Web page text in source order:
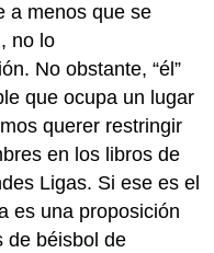
a menos que se
no lo
No obstante, “él”
que ocupa un lugar
querer restringir
en los libros de
Ligas. Si ese es el
es una proposición
de béisbol de